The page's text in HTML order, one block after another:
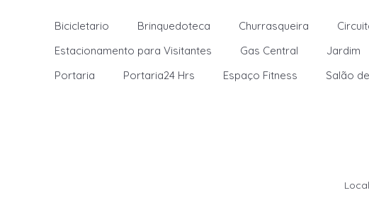
Bicicletario Brinquedoteca Churrasqueira
Estacionamento para Visitantes
Gas Central Jardim
Portaria
Portaria24 Hrs Espaço Fitness Salão